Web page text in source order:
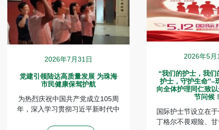
2026年7月31日
党建引领陆达高质量发展 为珠海
市民健康保驾护航
为热烈庆祝中国共产党成立105周
年，深入学习贯彻习近平新时代中
2026年5月
“我们的护士，我们
护士，守护生命”–
向全体护理同仁致
节问候
国际护士节设立在
丁格尔不畏艰险、